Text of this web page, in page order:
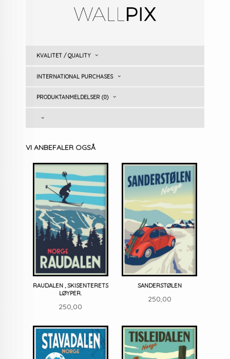
KVALITET / QUALITY
INTERNATIONAL PURCHASES
PRODUKTANMELDELSER (0)
VI ANBEFALER OGSÅ
RAUDALEN , SKISENTERETS
LØYPER.
Pris
250,00
SANDERSTØLEN
Pris
250,00